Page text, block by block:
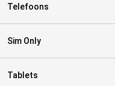
Telefoons
Sim Only
Tablets